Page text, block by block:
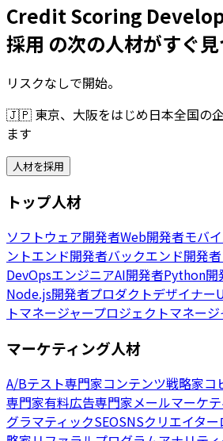
Credit Scoring
採用 の次の人材がすぐ見
リスクなしで開始。
🇯🇵 東京、大阪をはじめ日本全国の
ます
人材を採用
トップ人材
ソフトウェア開発者Web開発者モバ
ントエンド開発者バックエンド開発者
DevOpsエンジニアAI開発者Python開
Node.js開発者プロダクトデザイナー
トマネージャープロジェクトマネージ
マーケティング人材
A/Bテスト専門家コンテンツ戦略家コ
専門家有料広告専門家メールマーケ
グラマティックSEOSNSクリエイター